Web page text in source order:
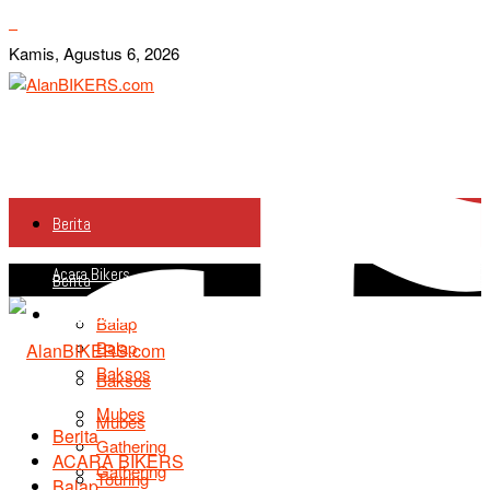
Kamis, Agustus 6, 2026
Berita
Acara Bikers
Balap
Baksos
Mubes
Gathering
Berita
Acara Bikers
Balap
Baksos
Mubes
Gathering
Touring
Berita
ACARA BIKERS